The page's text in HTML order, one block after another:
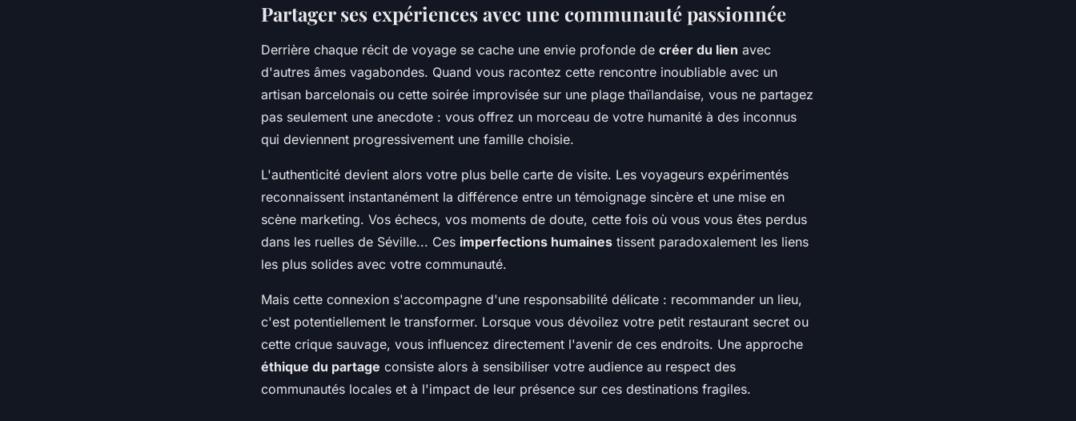
Partager ses expériences avec une communauté passionnée
Derrière chaque récit de voyage se cache une envie profonde de créer du lien avec
d'autres âmes vagabondes. Quand vous racontez cette rencontre inoubliable avec un
artisan barcelonais ou cette soirée improvisée sur une plage thaïlandaise, vous ne partagez
pas seulement une anecdote : vous offrez un morceau de votre humanité à des inconnus
qui deviennent progressivement une famille choisie.
L'authenticité devient alors votre plus belle carte de visite. Les voyageurs expérimentés
reconnaissent instantanément la différence entre un témoignage sincère et une mise en
scène marketing. Vos échecs, vos moments de doute, cette fois où vous vous êtes perdus
dans les ruelles de Séville... Ces imperfections humaines tissent paradoxalement les liens
les plus solides avec votre communauté.
Mais cette connexion s'accompagne d'une responsabilité délicate : recommander un lieu,
c'est potentiellement le transformer. Lorsque vous dévoilez votre petit restaurant secret ou
cette crique sauvage, vous influencez directement l'avenir de ces endroits. Une approche
éthique du partage consiste alors à sensibiliser votre audience au respect des
communautés locales et à l'impact de leur présence sur ces destinations fragiles.